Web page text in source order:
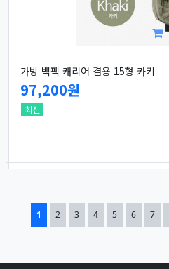
가방 백팩 캐리어 겸용 15형 카키
97,200원
최신
1 2
페이지3
페이지4
페이지5페이지6
페이지7
페이